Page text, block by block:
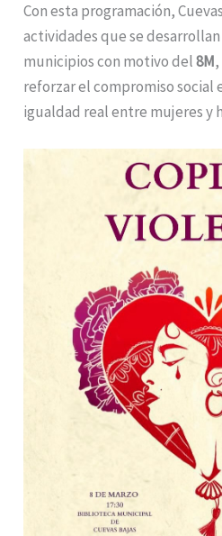
Con esta programación,
actividades que se
municipios con motivo del8M
reforzar el compromiso social
igualdad real entre mujeres y